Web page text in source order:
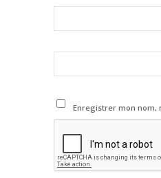
Enregistrer mon nom,